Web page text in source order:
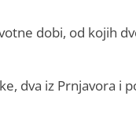
dobi, od kojih
dva iz Prnjavora i